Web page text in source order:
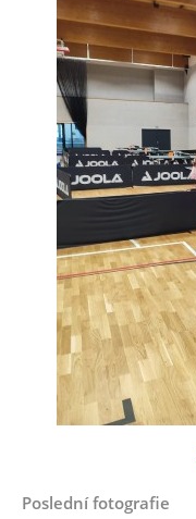
Poslední fotografie